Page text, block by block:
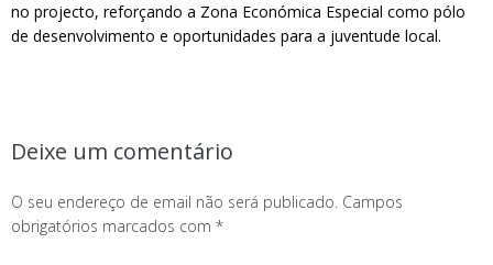
no projecto, reforçando a Zona Económica Especial como pólo
de desenvolvimento e oportunidades para a juventude local.
Deixe um comentário
O seu endereço de email não será publicado. Campos
obrigatórios marcados com *